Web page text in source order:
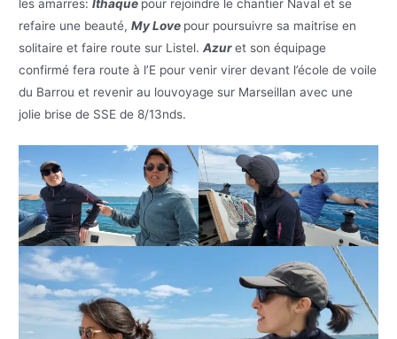
les amarres:Ithaque pour rejoindre le chantier Naval et se
refaire une beauté,My Love pour poursuivre sa maitrise en
solitaire et faire route sur Listel.Azuret son équipage
confirmé fera route à l’E pour venir virer devant l’école de voile
du Barrou et revenir au louvoyage sur Marseillan avec une
jolie brise de SSE de 8/13nds.